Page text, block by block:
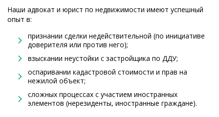
Наши адвокат и юрист по недвижимости имеют успешный
опыт в:
признании сделки недействительной (по инициативе
доверителя или против него);
взыскании неустойки с застройщика по ДДУ;
оспаривании кадастровой стоимости и прав на
нежилой объект;
сложных процессах с участием иностранных
элементов (нерезиденты, иностранные граждане).